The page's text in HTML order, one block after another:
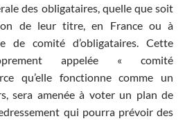
des obligataires, quelle que soit
de leur titre, en France ou à
de comité d’obligataires. Cette
appelée « comité
qu’elle fonctionne comme un
sera amenée à voter un plan de
qui pourra prévoir des